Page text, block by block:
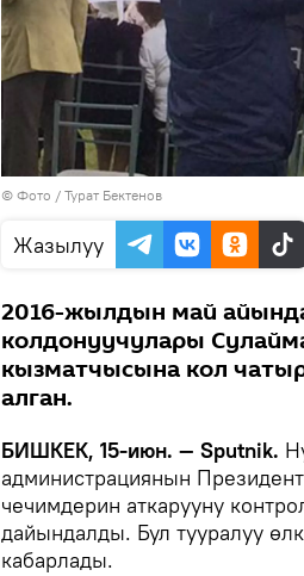
© Фото / Турат Бектенов
Жазылуу
2016-жылдын май
колдонуучулары
кызматчысына кол
алган.
БИШКЕК, 15-июн. — Sputnik.
администрациянын
чечимдерин аткарууну
дайындалды. Бул тууралуу
кабарлады.